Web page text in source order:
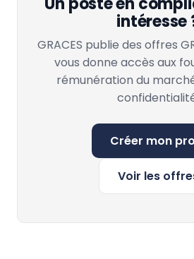
intéresse
GRACES publie des offres
vous donne accès aux
rémunération du
Créer mon
Voir les